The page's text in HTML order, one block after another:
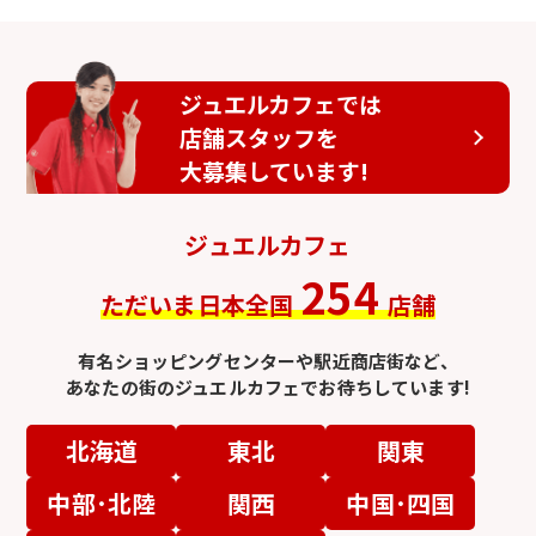
ジュエルカフェでは
店舗スタッフを
大募集しています!
ジュエルカフェ
ただいま日本全国 254 店舗
有名ショッピングセンターや駅近商店街など、
あなたの街のジュエルカフェでお待ちしています!
北海道 東北
関東
中部･北陸
関西
中国･四国